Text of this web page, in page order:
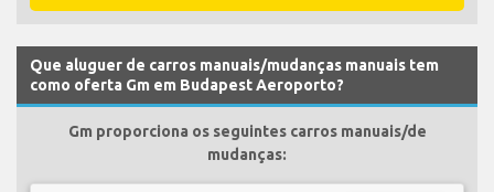
Que aluguer de carros manuais/mudanças manuais tem
como oferta Gm em Budapest Aeroporto?
Gm proporciona os seguintes carros manuais/de
mudanças: